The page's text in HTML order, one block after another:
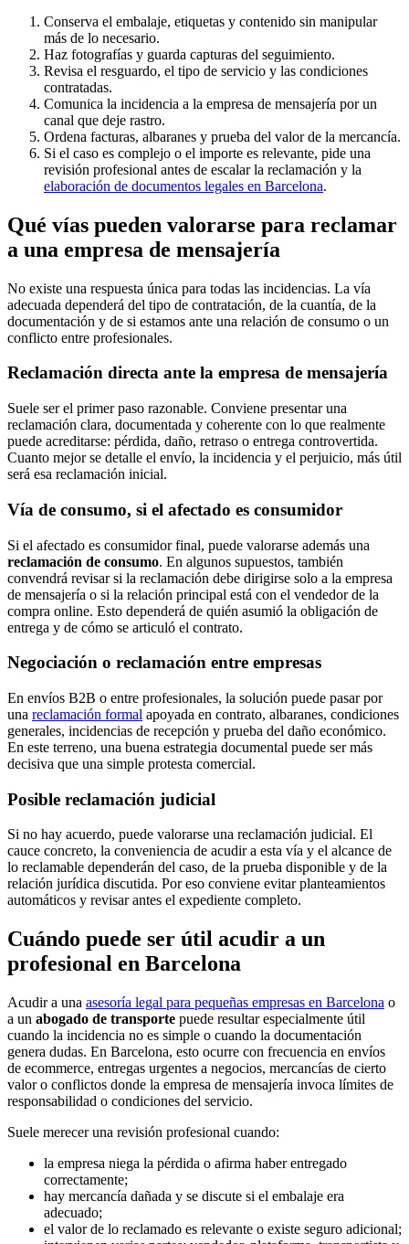
Conserva el embalaje, etiquetas y contenido sin manipular
más de lo necesario.
Haz fotografías y guarda capturas del seguimiento.
Revisa el resguardo, el tipo de servicio y las condiciones
contratadas.
Comunica la incidencia a la empresa de mensajería por un
canal que deje rastro.
Ordena facturas, albaranes y prueba del valor de la mercancía.
Si el caso es complejo o el importe es relevante, pide una
revisión profesional antes de escalar la reclamación y la
elaboración de documentos legales en Barcelona.
Qué vías pueden valorarse para reclamar
a una empresa de mensajería
No existe una respuesta única para todas las incidencias. La vía
adecuada dependerá del tipo de contratación, de la cuantía, de la
documentación y de si estamos ante una relación de consumo o un
conflicto entre profesionales.
Reclamación directa ante la empresa de mensajería
Suele ser el primer paso razonable. Conviene presentar una
reclamación clara, documentada y coherente con lo que realmente
puede acreditarse: pérdida, daño, retraso o entrega controvertida.
Cuanto mejor se detalle el envío, la incidencia y el perjuicio, más útil
será esa reclamación inicial.
Vía de consumo, si el afectado es consumidor
Si el afectado es consumidor final, puede valorarse además una
reclamación de consumo. En algunos supuestos, también
convendrá revisar si la reclamación debe dirigirse solo a la empresa
de mensajería o si la relación principal está con el vendedor de la
compra online. Esto dependerá de quién asumió la obligación de
entrega y de cómo se articuló el contrato.
Negociación o reclamación entre empresas
En envíos B2B o entre profesionales, la solución puede pasar por
una reclamación formal apoyada en contrato, albaranes, condiciones
generales, incidencias de recepción y prueba del daño económico.
En este terreno, una buena estrategia documental puede ser más
decisiva que una simple protesta comercial.
Posible reclamación judicial
Si no hay acuerdo, puede valorarse una reclamación judicial. El
cauce concreto, la conveniencia de acudir a esta vía y el alcance de
lo reclamable dependerán del caso, de la prueba disponible y de la
relación jurídica discutida. Por eso conviene evitar planteamientos
automáticos y revisar antes el expediente completo.
Cuándo puede ser útil acudir a un
profesional en Barcelona
Acudir a una asesoría legal para pequeñas empresas en Barcelona o
a un abogado de transporte puede resultar especialmente útil
cuando la incidencia no es simple o cuando la documentación
genera dudas. En Barcelona, esto ocurre con frecuencia en envíos
de ecommerce, entregas urgentes a negocios, mercancías de cierto
valor o conflictos donde la empresa de mensajería invoca límites de
responsabilidad o condiciones del servicio.
Suele merecer una revisión profesional cuando:
la empresa niega la pérdida o afirma haber entregado
correctamente;
hay mercancía dañada y se discute si el embalaje era
adecuado;
el valor de lo reclamado es relevante o existe seguro adicional;